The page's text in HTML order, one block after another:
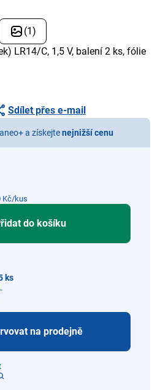
(1)
LR14/C, 1,5 V, balení 2 ks, fólie
Sdílet přes e-mail
a získejtenejnižší cenu
Kč/kus
do košíku
ks
na prodejně